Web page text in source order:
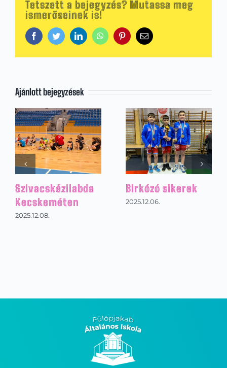
Tetszett a bejegyzés? Mutassa meg
ismerőseinek is!
FacebookTwitterLinkedInWhatsAppPinterestEmail:
Ajánlott bejegyzések
Kézilabdázás az
alsó tagozaton
2026.01.31.
Footgolf Mikulás
torna